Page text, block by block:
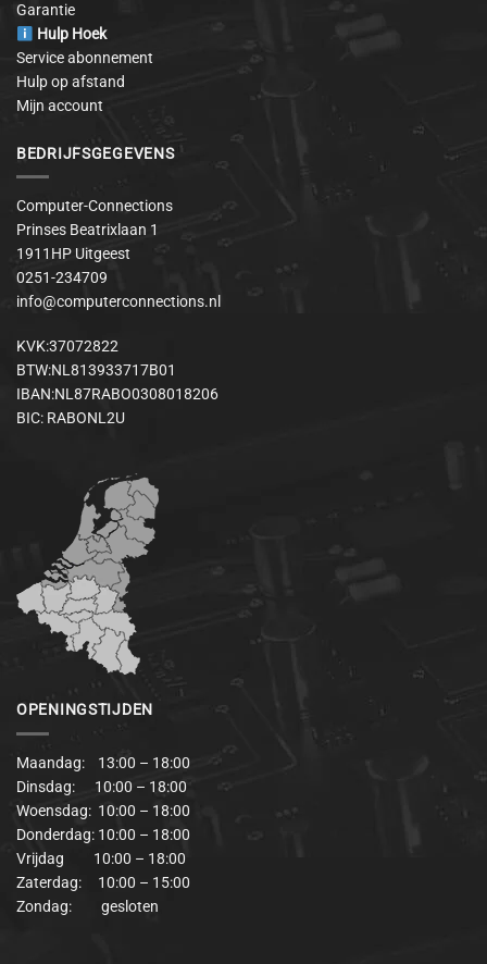
Garantie
Hulp Hoek
Service abonnement
Hulp op afstand
Mijn account
BEDRIJFSGEGEVENS
Computer-Connections
Prinses Beatrixlaan 1
1911HP Uitgeest
0251-234709
info@computerconnections.nl
KVK:37072822
BTW:NL813933717B01
IBAN:NL87RABO0308018206
BIC: RABONL2U
OPENINGSTIJDEN
Maandag: 13:00 – 18:00
Dinsdag: 10:00 – 18:00
Woensdag: 10:00 – 18:00
Donderdag: 10:00 – 18:00
Vrijdag 10:00 – 18:00
Zaterdag: 10:00 – 15:00
Zondag: gesloten